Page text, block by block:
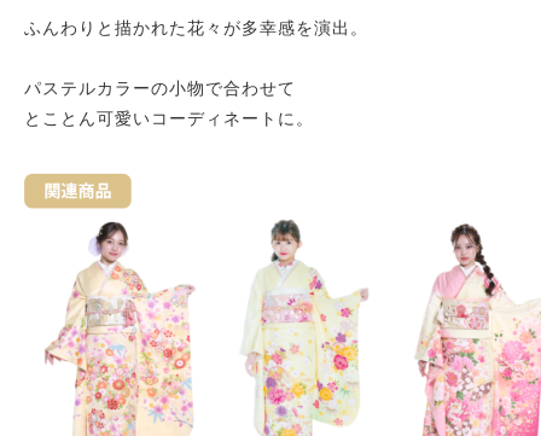
ふんわりと描かれた花々が多幸感を演出。
パステルカラーの小物で合わせて
とことん可愛いコーディネートに。